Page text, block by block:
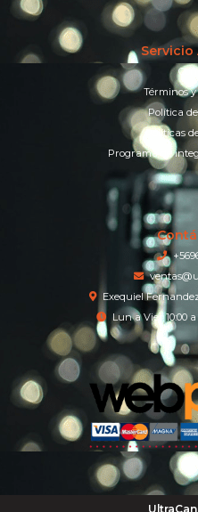
Servicio
Términos
Política
Políticas
Programa de
Exequiel
Lun a Vier 10:00 a